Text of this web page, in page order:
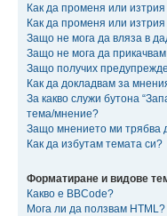
Как да променя или изтрия
Как да променя или изтрия
Защо не мога да вляза в
Защо не мога да
Защо получих
Как да докладвам за
За какво служи бутона
тема/мнение?
Защо мнението ми трябва
Как да избутам темата си?
Форматиране и видове
Какво е BBCode?
Мога ли да ползвам HTML?